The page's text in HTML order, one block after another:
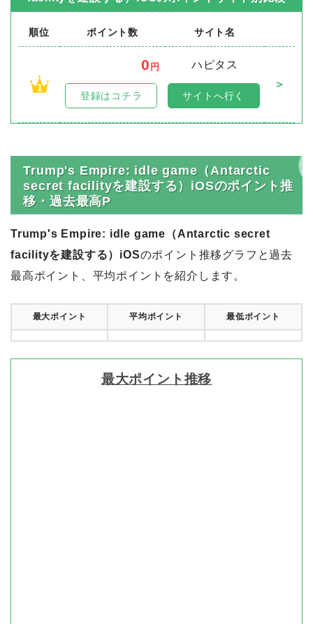
順位 ポイント数 サイト名
1
0 円
ハピタス
＞
登録はコチラ サイトへ行く
Trump's Empire: idle game（Antarctic
secret facilityを建設する）iOSのポイント推
移・過去最高P
Trump's Empire: idle game（Antarctic secret
facilityを建設する）iOSのポイント推移グラフと過去
最高ポイント、平均ポイントを紹介します。
最大ポイント 平均ポイント 最低ポイント
最大ポイント推移